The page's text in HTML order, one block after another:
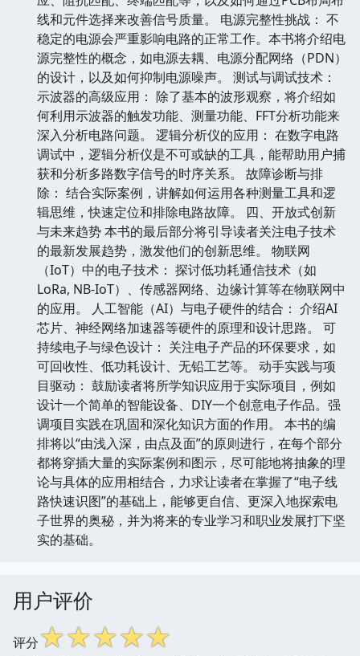
线和元件选择来改善信号质量。 电源完整性挑战： 不
稳定的电源会严重影响电路的正常工作。本书将介绍电
源完整性的概念，如电源去耦、电源分配网络（PDN）
的设计，以及如何抑制电源噪声。 测试与调试技术：
示波器的高级应用： 除了基本的波形观察，将介绍如
何利用示波器的触发功能、测量功能、FFT分析功能来
深入分析电路问题。 逻辑分析仪的应用： 在数字电路
调试中，逻辑分析仪是不可或缺的工具，能帮助用户捕
获和分析多路数字信号的时序关系。 故障诊断与排
除： 结合实际案例，讲解如何运用各种测量工具和逻
辑思维，快速定位和排除电路故障。 四、开放式创新
与未来趋势 本书的最后部分将引导读者关注电子技术
的最新发展趋势，激发他们的创新思维。 物联网
（IoT）中的电子技术： 探讨低功耗通信技术（如
LoRa, NB-IoT）、传感器网络、边缘计算等在物联网中
的应用。 人工智能（AI）与电子硬件的结合： 介绍AI
芯片、神经网络加速器等硬件的原理和设计思路。 可
持续电子与绿色设计： 关注电子产品的环保要求，如
可回收性、低功耗设计、无铅工艺等。 动手实践与项
目驱动： 鼓励读者将所学知识应用于实际项目，例如
设计一个简单的智能设备、DIY一个创意电子作品。强
调项目实践在巩固和深化知识方面的作用。 本书的编
排将以“由浅入深，由点及面”的原则进行，在每个部分
都将穿插大量的实际案例和图示，尽可能地将抽象的理
论与具体的应用相结合，力求让读者在掌握了“电子线
路快速识图”的基础上，能够更自信、更深入地探索电
子世界的奥秘，并为将来的专业学习和职业发展打下坚
实的基础。
用户评价
评分☆☆☆☆☆